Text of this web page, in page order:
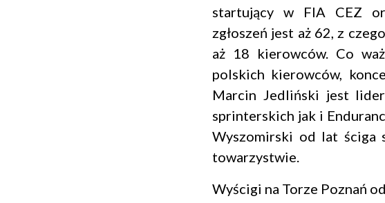
startujący w FIA CEZ
zgłoszeń jest aż 62, z
aż 18 kierowców. Co
polskich kierowców,
Marcin Jedliński jest
sprinterskich jak i
Wyszomirski od lat ściga
towarzystwie.
Wyścigi na Torze Poznań